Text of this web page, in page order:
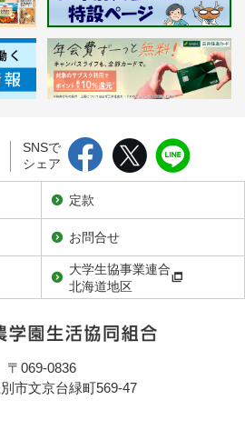
SNSで
シェア
定款
お問合せ
大学生協事業連合
北海道地区
〒069-0836
市文京台緑町569-47